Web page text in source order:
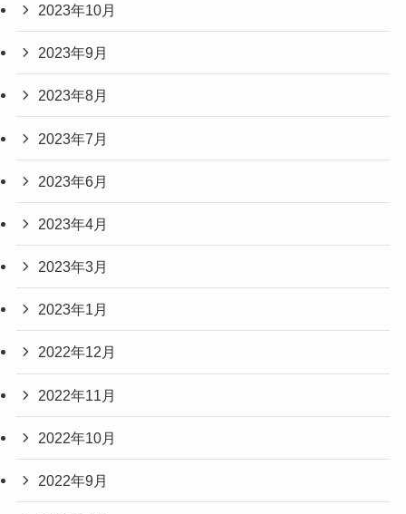
2023年10月
2023年9月
2023年8月
2023年7月
2023年6月
2023年4月
2023年3月
2023年1月
2022年12月
2022年11月
2022年10月
2022年9月